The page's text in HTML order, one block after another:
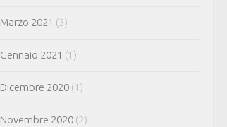
Marzo 2021 (3)
Gennaio 2021 (1)
Dicembre 2020 (1)
Novembre 2020 (2)